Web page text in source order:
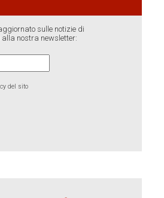
sulle notizie di
alla nostra newsletter:
del sito